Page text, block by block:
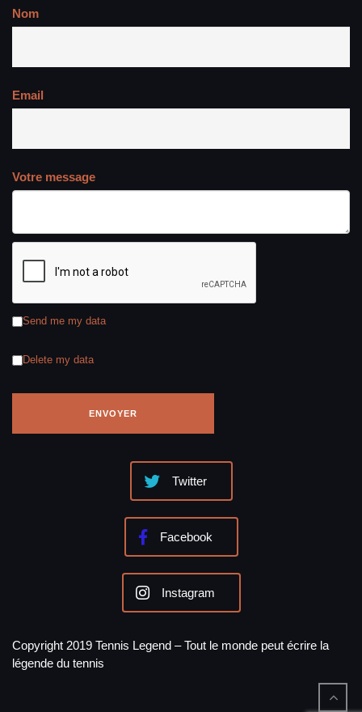
Nom
Email
Votre message
Send me my data
Delete my data
Twitter
Facebook
Instagram
Copyright 2019 Tennis Legend – Tout le monde peut écrire la
légende du tennis